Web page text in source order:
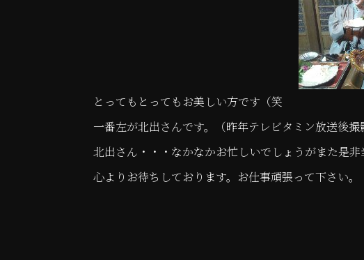
とってもとってもお美しい方です（笑
一番左が北出さんです。（昨年テレビタミン放送後撮
北出さん・・・なかなかお忙しいでしょうがまた是非
心よりお待ちしております。お仕事頑張って下さい。